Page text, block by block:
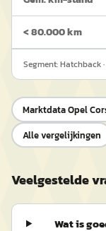
< 80.000 km
Segment:Hatchback
MarktdataOpel
Alle vergelijkingen
Veelgestelde
Wat is